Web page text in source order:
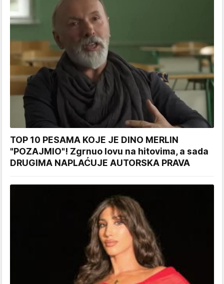
TOP 10 PESAMA KOJE JE DINO MERLIN
"POZAJMIO"! Zgrnuo lovu na hitovima, a sada
DRUGIMA NAPLAĆUJE AUTORSKA PRAVA